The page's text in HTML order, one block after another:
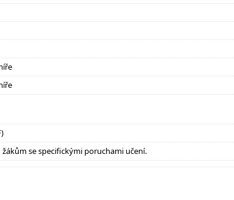
se specifickými poruchami učení.